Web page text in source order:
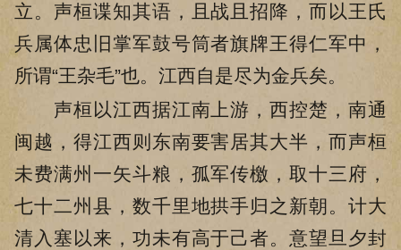
立。声桓谍知其语，且战且招降，而以王氏
兵属体忠旧掌军鼓号筒者旗牌王得仁军中，
所谓“王杂毛”也。江西自是尽为金兵矣。
声桓以江西据江南上游，西控楚，南通
闽越，得江西则东南要害居其大半，而声桓
未费满州一矢斗粮，孤军传檄，取十三府，
七十二州县，数千里地拱手归之新朝。计大
清入塞以来，功未有高于己者。意望旦夕封